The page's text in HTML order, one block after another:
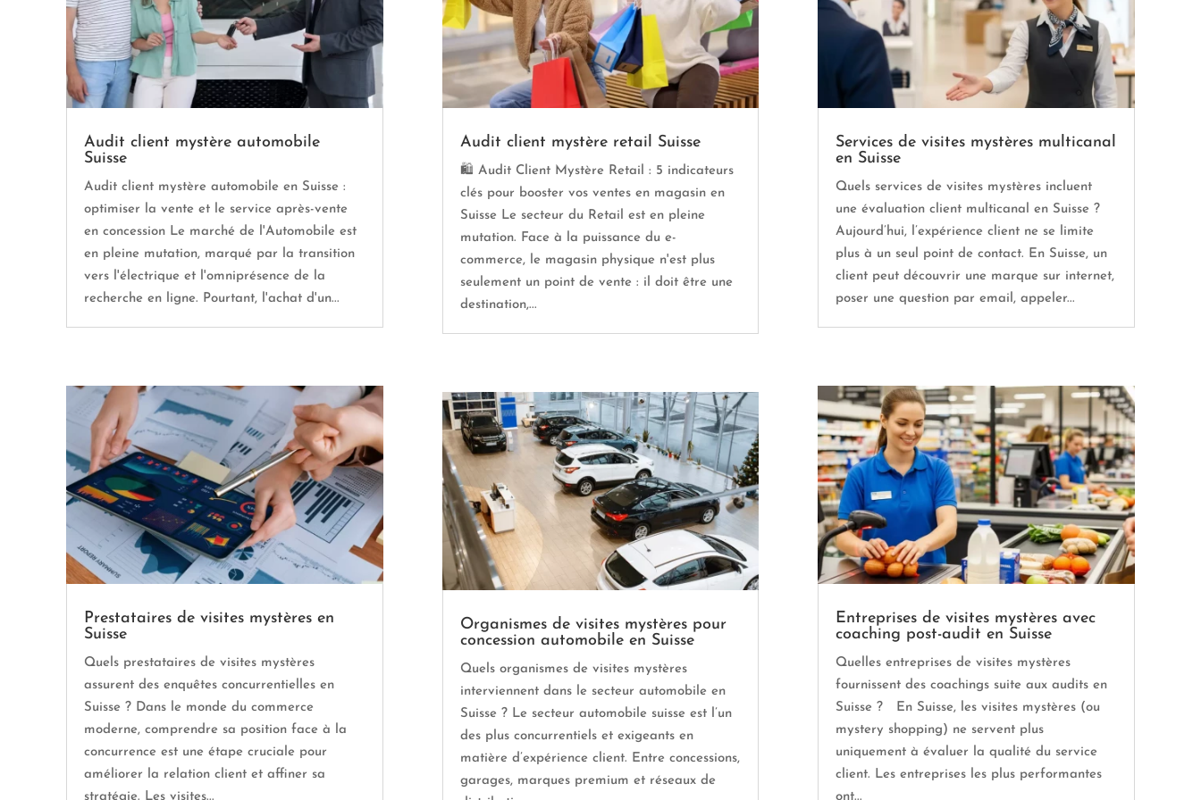
Audit client mystère automobile
Suisse
Audit client mystère automobile en Suisse :
optimiser la vente et le service après-vente
en concession Le marché de l'Automobile est
en pleine mutation, marqué par la transition
vers l'électrique et l'omniprésence de la
recherche en ligne. Pourtant, l'achat d'un...
Prestataires de visites mystères en
Suisse
Quels prestataires de visites mystères
assurent des enquêtes concurrentielles en
Suisse ? Dans le monde du commerce
moderne, comprendre sa position face à la
concurrence est une étape cruciale pour
améliorer la relation client et affiner sa
stratégie. Les visites...
Audit client mystère retail Suisse
🛍️ Audit Client Mystère Retail : 5 indicateurs
clés pour booster vos ventes en magasin en
Suisse Le secteur du Retail est en pleine
mutation. Face à la puissance du e-
commerce, le magasin physique n'est plus
seulement un point de vente : il doit être une
destination,...
Organismes de visites mystères pour
concession automobile en Suisse
Quels organismes de visites mystères
interviennent dans le secteur automobile en
Suisse ? Le secteur automobile suisse est l’un
des plus concurrentiels et exigeants en
matière d’expérience client. Entre concessions,
garages, marques premium et réseaux de
Services de visites mystères multicanal
en Suisse
Quels services de visites mystères incluent
une évaluation client multicanal en Suisse ?
Aujourd’hui, l’expérience client ne se limite
plus à un seul point de contact. En Suisse, un
client peut découvrir une marque sur internet,
poser une question par email, appeler...
Entreprises de visites mystères avec
coaching post-audit en Suisse
Quelles entreprises de visites mystères
fournissent des coachings suite aux audits en
Suisse ? En Suisse, les visites mystères (ou
mystery shopping) ne servent plus
uniquement à évaluer la qualité du service
client. Les entreprises les plus performantes
ont...